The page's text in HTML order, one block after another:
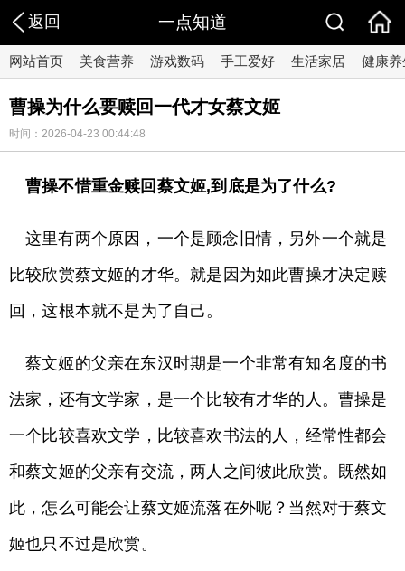
返回 一点知道
网站首页 美食营养 游戏数码 手工爱好 生活家居 健康养
曹操为什么要赎回一代才女蔡文姬
时间：2026-04-23 00:44:48
曹操不惜重金赎回蔡文姬,到底是为了什么?
这里有两个原因，一个是顾念旧情，另外一个就是
比较欣赏蔡文姬的才华。就是因为如此曹操才决定赎
回，这根本就不是为了自己。
蔡文姬的父亲在东汉时期是一个非常有知名度的书
法家，还有文学家，是一个比较有才华的人。曹操是
一个比较喜欢文学，比较喜欢书法的人，经常性都会
和蔡文姬的父亲有交流，两人之间彼此欣赏。既然如
此，怎么可能会让蔡文姬流落在外呢？当然对于蔡文
姬也只不过是欣赏。